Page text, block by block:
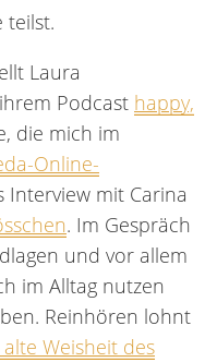
teilst.
Laura
Podcast happy,
die mich im
Online-
Interview mit Carina
. Im Gespräch
und vor allem
im Alltag nutzen
Reinhören lohnt
Weisheit des